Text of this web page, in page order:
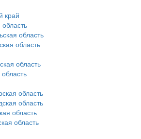
край
область
область
область
область
область
область
область